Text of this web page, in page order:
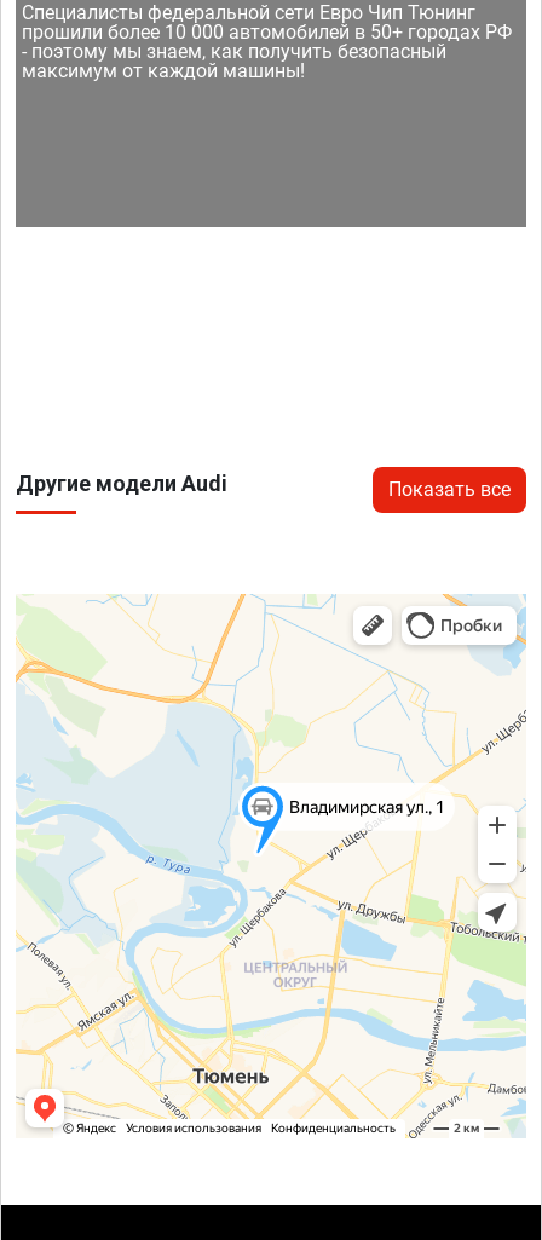
Специалисты федеральной сети Евро Чип Тюнинг
прошили более 10 000 автомобилей в 50+ городах РФ
- поэтому мы знаем, как получить безопасный
максимум от каждой машины!
Другие модели Audi Показать все